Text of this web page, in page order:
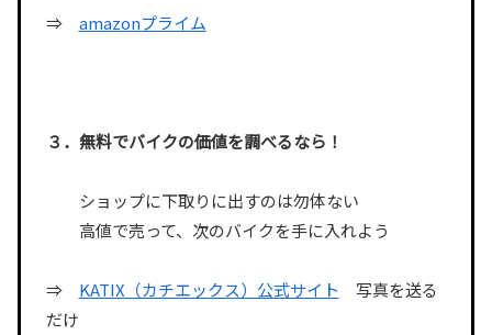
⇒ amazonプライム
３．無料でバイクの価値を調べるなら！
ショップに下取りに出すのは勿体ない
高値で売って、次のバイクを手に入れよう
⇒ KATIX（カチエックス）公式サイト 写真を送る
だけ